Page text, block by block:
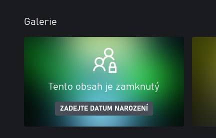
Galerie
Tento obsah je zamknutý
ZADEJTE DATUM NAROZENÍ